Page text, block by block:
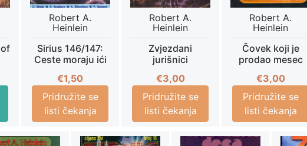
Robert A.
Heinlein
Sirius 146/147:
Ceste moraju ići
€1,50
Pridružite se
listi čekanja
Robert A.
Heinlein
Zvjezdani
jurišnici
€3,00
Pridružite se
listi čekanja
Robert A.
Heinlein
Čovek koji je
prodao mesec
€3,00
Pridružite se
listi čekanja